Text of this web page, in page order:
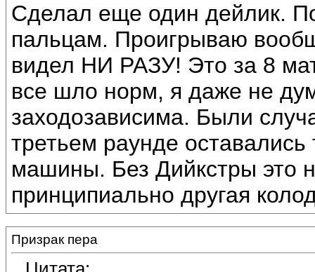
Сделал еще один дейлик.
пальцам. Проигрываю
видел НИ РАЗУ! Это за 8
все шло норм, я даже не
заходозависима. Были
третьем раунде
машины. Без Дийкстры это
принципиально другая
Призрак пера